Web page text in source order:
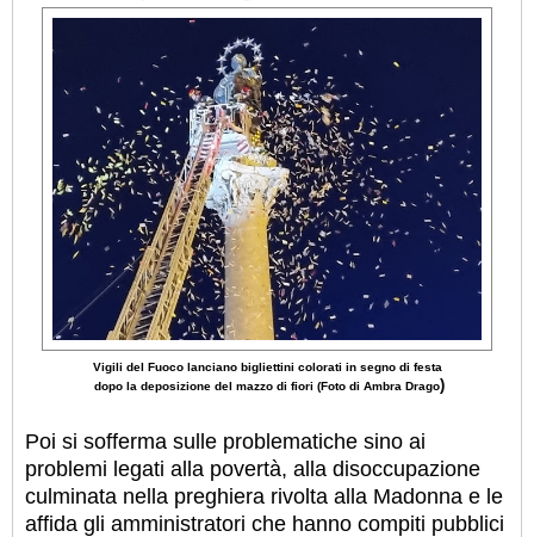
Vigili del Fuoco lanciano bigliettini colorati in segno di festa
dopo la deposizione del mazzo di fiori (Foto di Ambra Drago)
Poi si sofferma sulle problematiche sino ai
problemi legati alla povertà, alla disoccupazione
culminata nella preghiera rivolta alla Madonna e le
affida gli amministratori che hanno compiti pubblici